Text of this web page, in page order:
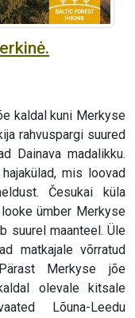
kaldal kuni Merkyse
rahvuspargi suured
Dainava madalikku.
mis loovad
Česukai küla
ümber Merkyse
suurel maanteel. Üle
matkajale võrratud
Merkyse jõe
olevale kitsale
Lõuna-Leedu